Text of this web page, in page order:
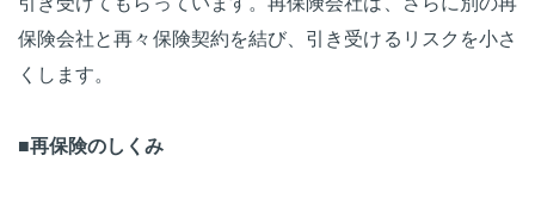
保険会社と再々保険契約を結び、引き受けるリスクを小さ
くします。
■再保険のしくみ